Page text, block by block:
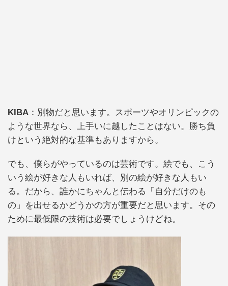
KIBA ：別物だと思います。スポーツやオリンピックの
ような世界なら、上手いに越したことはない。勝ち負
けという絶対的な基準もありますから。
でも、僕らがやっているのは芸術です。絵でも、こう
いう絵が好きな人もいれば、別の絵が好きな人もい
る。だから、誰かにちゃんと伝わる「自分だけのも
の」を出せるかどうかの方が重要だと思います。その
ために最低限の技術は必要でしょうけどね。